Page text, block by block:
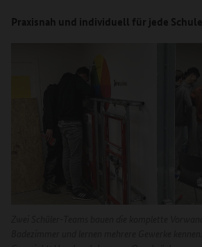
Praxisnah und individuell für jede Schule